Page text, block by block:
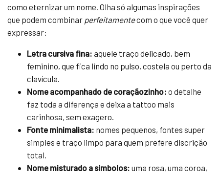
como eternizar um nome. Olha só algumas inspirações
que podem combinar perfeitamentecom o que você quer
expressar:
Letra cursiva fina: aquele traço delicado, bem
feminino, que fica lindo no pulso, costela ou perto da
clavícula.
Nome acompanhado de coraçãozinho: o detalhe
faz toda a diferença e deixa a tattoo mais
carinhosa, sem exagero.
Fonte minimalista: nomes pequenos, fontes super
simples e traço limpo para quem prefere discrição
total.
Nome misturado a símbolos: uma rosa, uma coroa,